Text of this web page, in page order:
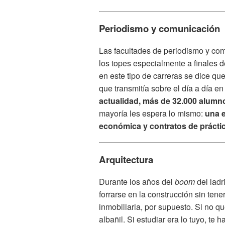
Periodismo y comunicación
Las facultades de periodismo y
los topes especialmente a finales
en este tipo de carreras se dice
que transmitía sobre el día a día
actualidad, más de 32.000
mayoría les espera lo mismo: una
económica y contratos de
Arquitectura
Durante los años del boomdel
forrarse en la construcción sin
inmobiliaria, por supuesto. Si no
albañil. Si estudiar era lo tuyo, te